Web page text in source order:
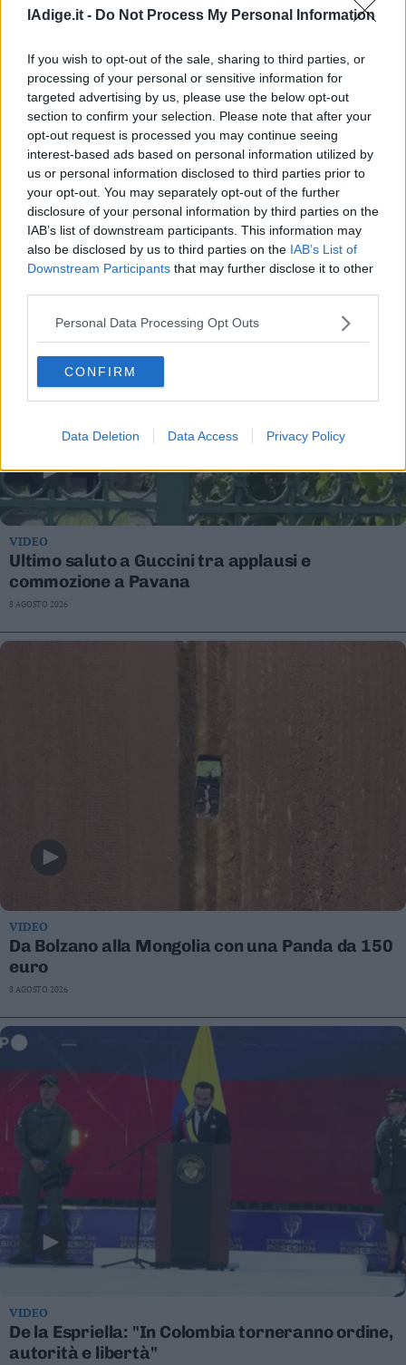
lAdige.it - Do Not Process My Personal Information
If you wish to opt-out of the sale, sharing to third parties, or
processing of your personal or sensitive information for
targeted advertising by us, please use the below opt-out
section to confirm your selection. Please note that after your
opt-out request is processed you may continue seeing
interest-based ads based on personal information utilized by
us or personal information disclosed to third parties prior to
your opt-out. You may separately opt-out of the further
disclosure of your personal information by third parties on the
IAB’s list of downstream participants. This information may
also be disclosed by us to third parties on the IAB’s List of
Downstream Participants that may further disclose it to other
Personal Data Processing Opt Outs
CONFIRM
Data Deletion Data Access Privacy Policy
VIDEO
Landini: “Fidanza ha preso colpo di sole, Cgil non
si gira mai dall'altra parte”
8 AGOSTO 2026
VIDEO
Ultimo saluto a Guccini tra applausi e
commozione a Pavana
8 AGOSTO 2026
VIDEO
Da Bolzano alla Mongolia con una Panda da 150
euro
8 AGOSTO 2026
VIDEO
De la Espriella: "In Colombia torneranno ordine,
autorità e libertà"